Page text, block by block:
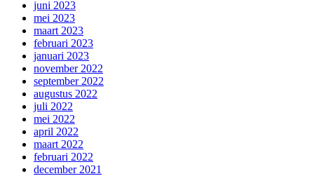
juni 2023
mei 2023
maart 2023
februari 2023
januari 2023
november 2022
september 2022
augustus 2022
juli 2022
mei 2022
april 2022
maart 2022
februari 2022
december 2021